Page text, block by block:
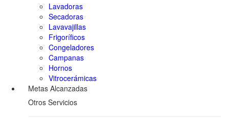
Lavadoras
Secadoras
Lavavajillas
Frigoríficos
Congeladores
Campanas
Hornos
Vitrocerámicas
Metas Alcanzadas
Otros Servicios